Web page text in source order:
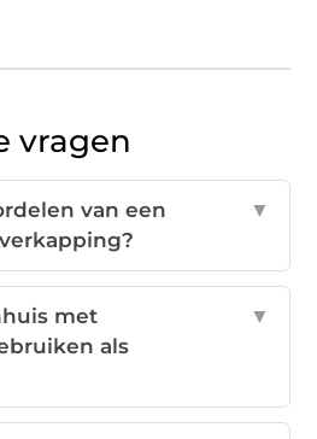
vragen
van een
▼
met
als
▼